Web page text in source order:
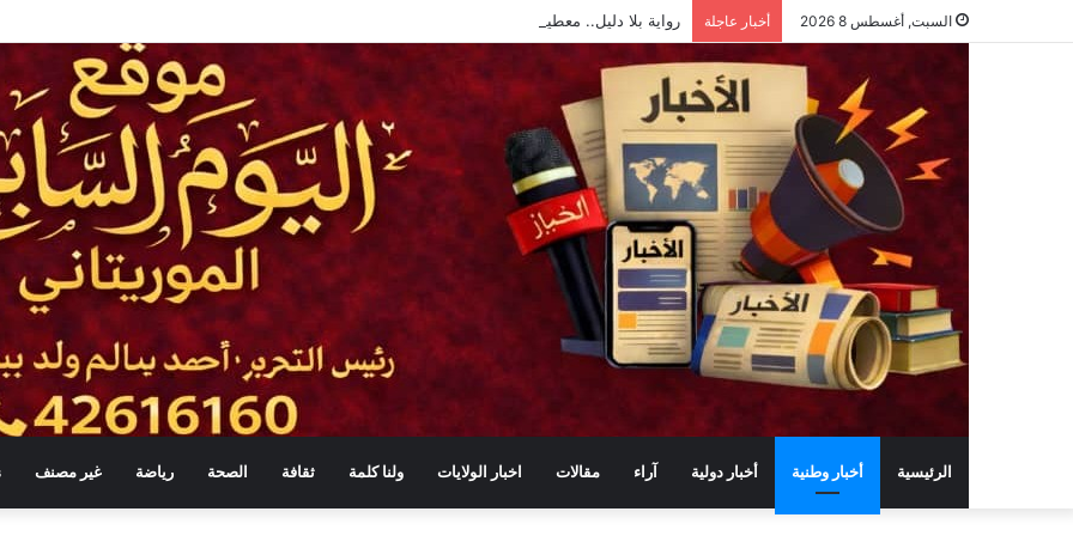
السبت, أغسطس 8 2026 أخبار عاجلة رواية بلا دليل.. معطيات تفنّد مزاعم «مراقبة» تحركات ولد حدمين
الرئيسية أخبار وطنية أخبار دولية آراء مقالات اخبار الولايات ولنا كلمة ثقافة الصحة رياضة غير مصنف